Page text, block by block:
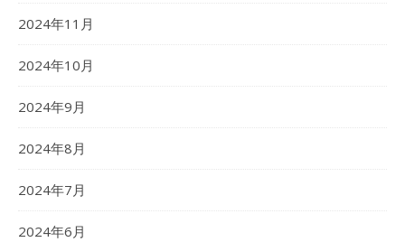
2024年11月
2024年10月
2024年9月
2024年8月
2024年7月
2024年6月